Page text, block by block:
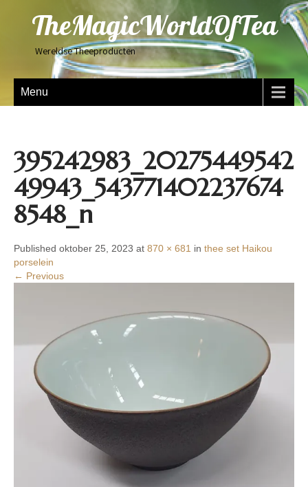
TheMagicWorldOfTea
Wereldse Theeproducten
Menu
395242983_20275449542
49943_543771402237674
8548_n
Published oktober 25, 2023 at 870 × 681 in thee set Haikou
porselein
← Previous